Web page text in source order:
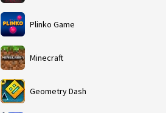
Plinko Game
Minecraft
Geometry Dash